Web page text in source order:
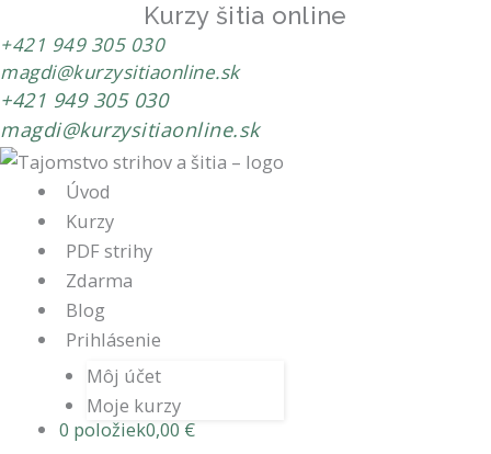
Kurzy šitia online
+421 949 305 030
magdi@kurzysitiaonline.sk
+421 949 305 030
magdi@kurzysitiaonline.sk
Úvod
Kurzy
PDF strihy
Zdarma
Blog
Prihlásenie
Môj účet
Moje kurzy
0 položiek0,00 €